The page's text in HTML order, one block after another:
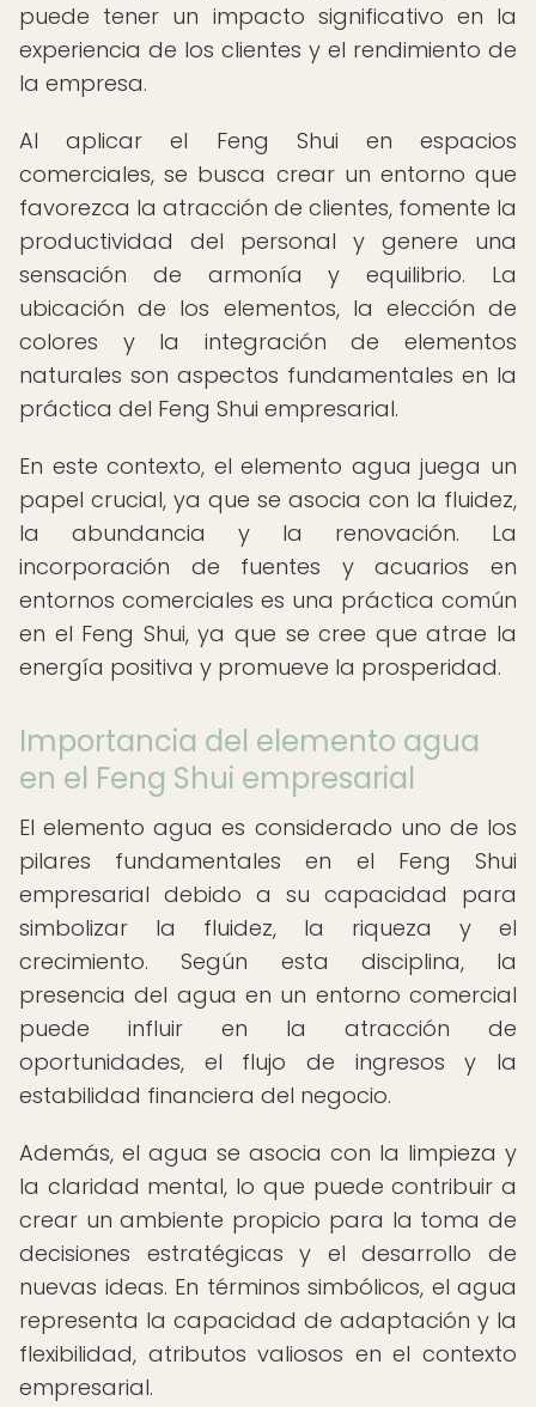
puede tener un impacto significativo en la
experiencia de los clientes y el rendimiento de
la empresa.
Al aplicar el Feng Shui en espacios
comerciales, se busca crear un entorno que
favorezca la atracción de clientes, fomente la
productividad del personal y genere una
sensación de armonía y equilibrio. La
ubicación de los elementos, la elección de
colores y la integración de elementos
naturales son aspectos fundamentales en la
práctica del Feng Shui empresarial.
En este contexto, el elemento agua juega un
papel crucial, ya que se asocia con la fluidez,
la abundancia y la renovación. La
incorporación de fuentes y acuarios en
entornos comerciales es una práctica común
en el Feng Shui, ya que se cree que atrae la
energía positiva y promueve la prosperidad.
Importancia del elemento agua
en el Feng Shui empresarial
El elemento agua es considerado uno de los
pilares fundamentales en el Feng Shui
empresarial debido a su capacidad para
simbolizar la fluidez, la riqueza y el
crecimiento. Según esta disciplina, la
presencia del agua en un entorno comercial
puede influir en la atracción de
oportunidades, el flujo de ingresos y la
estabilidad financiera del negocio.
Además, el agua se asocia con la limpieza y
la claridad mental, lo que puede contribuir a
crear un ambiente propicio para la toma de
decisiones estratégicas y el desarrollo de
nuevas ideas. En términos simbólicos, el agua
representa la capacidad de adaptación y la
flexibilidad, atributos valiosos en el contexto
empresarial.